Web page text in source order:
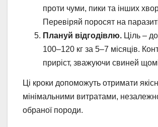
проти чуми, пики та інших
Перевіряй поросят на
Плануй відгодівлю. Ціль –
100–120 кг за 5–7 місяців.
приріст, зважуючи свиней
Ці кроки допоможуть отримати
мінімальними витратами,
обраної породи.